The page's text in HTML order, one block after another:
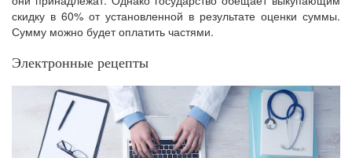
скидку в 60% от установленной в результате оценки суммы.
Сумму можно будет оплатить частями.
Электронные рецепты